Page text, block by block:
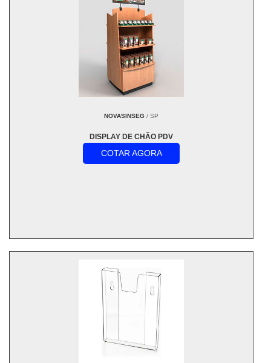
NOVASINSEG / SP
DISPLAY DE CHÃO PDV
COTAR AGORA